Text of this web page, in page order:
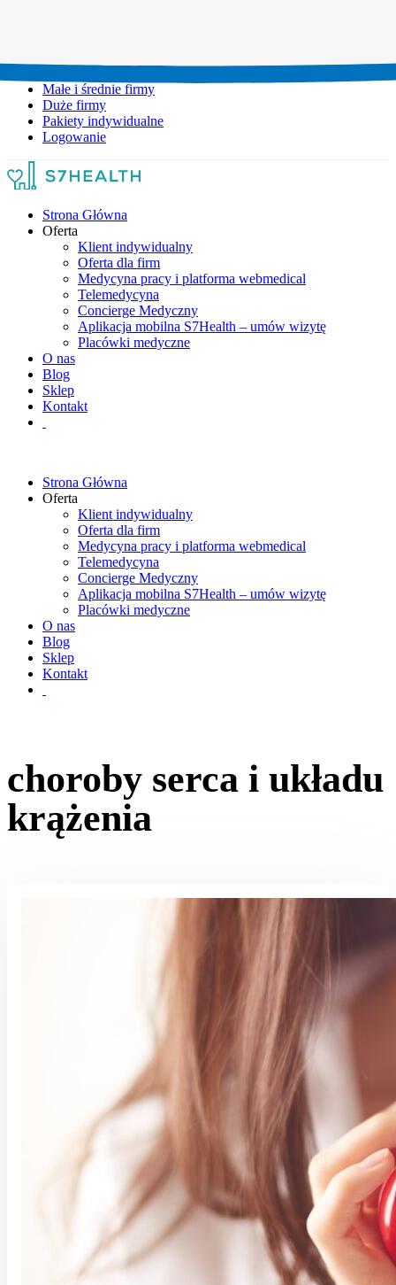
Małe i średnie firmy
Duże firmy
Pakiety indywidualne
Logowanie
Strona Główna
Oferta
Klient indywidualny
Oferta dla firm
Medycyna pracy i platforma webmedical
Telemedycyna
Concierge Medyczny
Aplikacja mobilna S7Health – umów wizytę
Placówki medyczne
O nas
Blog
Sklep
Kontakt
Strona Główna
Oferta
Klient indywidualny
Oferta dla firm
Medycyna pracy i platforma webmedical
Telemedycyna
Concierge Medyczny
Aplikacja mobilna S7Health – umów wizytę
Placówki medyczne
O nas
Blog
Sklep
Kontakt
choroby serca i układu
krążenia